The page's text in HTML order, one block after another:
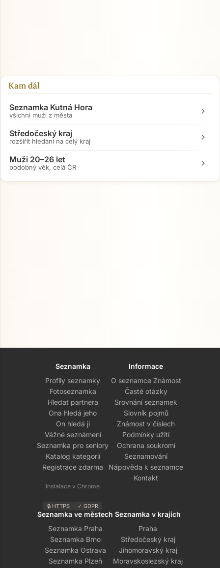
Kam dál
Seznamka Kutná Hora
všichni muži z města chevron_right
Středočeský kraj
rozšířit hledání na celý kraj chevron_right
Muži 20–26 let
podobný věk, celá ČR chevron_right
Seznamka
Profily seznamky
Fotoseznamka
Hledat partnera
Ona hledá jeho
On hledá ji
Vážné seznámení
Seznamka pro seniory
Katalog kategorií
Registrace zdarma
Instalace v Chrome
🔒 HTTPS ✓ GDPR
Informace
O seznamce Známost
Časté otázky
Srovnání seznamek
Slovník pojmů
Známost v číslech
Podmínky užití
Ochrana soukromí
Seznamování
Nápověda k seznamce
Kontakt
Seznamka ve městech
Seznamka Praha
Seznamka Brno
Seznamka Ostrava
Seznamka Plzeň
Seznamka v krajích
Praha
Středočeský kraj
Jihomoravský kraj
Moravskoslezský kraj